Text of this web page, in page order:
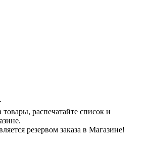
распечатайте список и
резервом заказа в Магазине!